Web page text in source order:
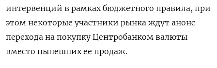
интервенций в рамках бюджетного правила, при
этом некоторые участники рынка ждут анонс
перехода на покупку Центробанком валюты
вместо нынешних ее продаж.